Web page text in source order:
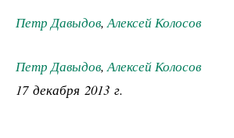
Петр Давыдов,Алексей Колосов
Петр Давыдов,Алексей Колосов
17 декабря 2013 г.